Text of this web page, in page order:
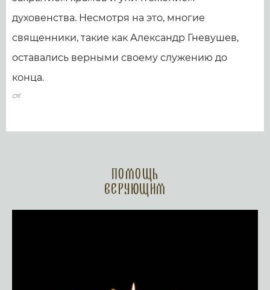
духовенства. Несмотря на это, многие
священники, такие как Александр Гневушев,
оставались верными своему служению до
конца.
Помощь
верующим